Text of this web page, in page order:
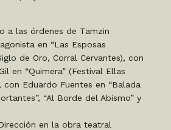
a las órdenes de Tamzin
en “Las Esposas
de Oro, Corral Cervantes), con
en “Quimera” (Festival Ellas
con Eduardo Fuentes en “Balada
“Al Borde del Abismo” y
en la obra teatral